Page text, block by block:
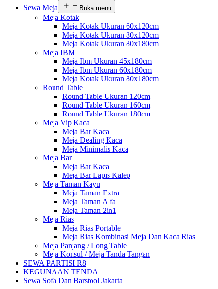
Sewa Meja
Buka menu
Meja Kotak
Meja Kotak Ukuran 60x120cm
Meja Kotak Ukuran 80x120cm
Meja Kotak Ukuran 80x180cm
Meja IBM
Meja Ibm Ukuran 45x180cm
Meja Ibm Ukuran 60x180cm
Meja Kotak Ukuran 80x180cm
Round Table
Round Table Ukuran 120cm
Round Table Ukuran 160cm
Round Table Ukuran 180cm
Meja Vip Kaca
Meja Bar Kaca
Meja Dealing Kaca
Meja Minimalis Kaca
Meja Bar
Meja Bar Kaca
Meja Bar Lapis Kalep
Meja Taman Kayu
Meja Taman Extra
Meja Taman Alfa
Meja Taman 2in1
Meja Rias
Meja Rias Portable
Meja Rias Kombinasi Meja Dan Kaca Rias
Meja Panjang / Long Table
Meja Konsul / Meja Tanda Tangan
SEWA PARTISI R8
KEGUNAAN TENDA
Sewa Sofa Dan Barstool Jakarta